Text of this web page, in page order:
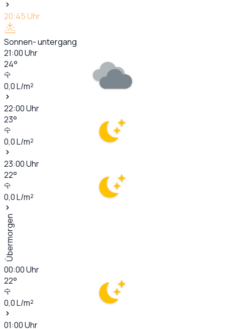
20:45Uhr
Sonnen- untergang
21:00Uhr
24°
0,0L/m²
22:00Uhr
23°
0,0L/m²
23:00Uhr
22°
0,0L/m²
Übermorgen
00:00Uhr
22°
0,0L/m²
01:00Uhr